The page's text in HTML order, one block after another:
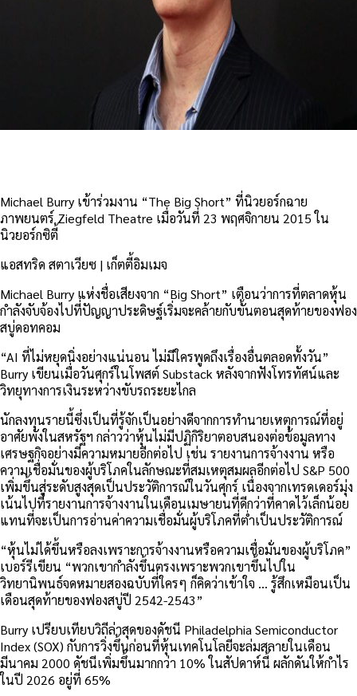
Michael Burry เข้าร่วมงาน “The Big Short” ที่นิวยอร์กฉาย
ภาพยนตร์ Ziegfeld Theatre เมื่อวันที่ 23 พฤศจิกายน 2015 ใน
นิวยอร์กซิตี้
แอสทริด สตาเวียซ | เก็ตตี้อิมเมจ
Michael Burry แห่งชื่อเสียงจาก “Big Short” เตือนว่าการที่ตลาดหุ้น
กำลังจับจ้องไปที่ปัญญาประดิษฐ์เริ่มจะคล้ายกับขั้นตอนสุดท้ายของฟอง
สบู่ดอทคอม
“AI ที่ไม่หยุดนิ่งอย่างแน่นอน ไม่มีใครพูดถึงเรื่องอื่นตลอดทั้งวัน”
Burry เขียนเมื่อวันศุกร์ในโพสต์ Substack หลังจากฟังโทรทัศน์และ
วิทยุทางการเงินระหว่างขับรถระยะไกล
นักลงทุนรายนี้ซึ่งเป็นที่รู้จักเป็นอย่างดีจากการทำนายเหตุการณ์ที่อยู่
อาศัยพังในสหรัฐฯ กล่าวว่าหุ้นไม่มีปฏิกิริยาตอบสนองต่อข้อมูลทาง
เศรษฐกิจอย่างมีความหมายอีกต่อไป เช่น รายงานการจ้างงาน หรือ
ความเชื่อมั่นของผู้บริโภคในลักษณะที่สมเหตุสมผลอีกต่อไป S&P 500
เพิ่มขึ้นสู่ระดับสูงสุดเป็นประวัติการณ์ในวันศุกร์ เนื่องจากเทรดเดอร์มุ่ง
เน้นไปที่รายงานการจ้างงานในเดือนเมษายนที่ดีกว่าที่คาดไว้เล็กน้อย
แทนที่จะเป็นการอ่านค่าความเชื่อมั่นผู้บริโภคที่ต่ำเป็นประวัติการณ์
“หุ้นไม่ได้ขึ้นหรือลงเพราะการจ้างงานหรือความเชื่อมั่นของผู้บริโภค”
เบอร์รีเขียน “พวกเขากำลังขึ้นตรงเพราะพวกเขาขึ้นไปใน
วิทยานิพนธ์จดหมายสองฉบับที่ใครๆ ก็คิดว่าเข้าใจ … รู้สึกเหมือนเป็น
เดือนสุดท้ายของฟองสบู่ปี 2542-2543”
Burry เปรียบเทียบวิถีล่าสุดของดัชนี Philadelphia Semiconductor
Index (SOX) กับการวิ่งขึ้นก่อนที่หุ้นเทคโนโลยีจะล่มสลายในเดือน
มีนาคม 2000 ดัชนีเพิ่มขึ้นมากกว่า 10% ในสัปดาห์นี้ ผลักดันให้กำไร
ในปี 2026 อยู่ที่ 65%